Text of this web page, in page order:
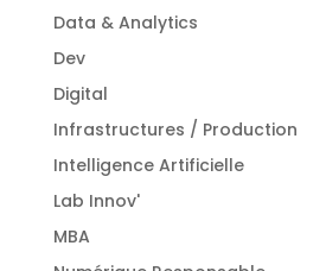
Data & Analytics
Dev
Digital
Infrastructures / Production
Intelligence Artificielle
Lab Innov'
MBA